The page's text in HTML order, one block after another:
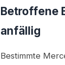
Betroffene
anfällig
Bestimmte